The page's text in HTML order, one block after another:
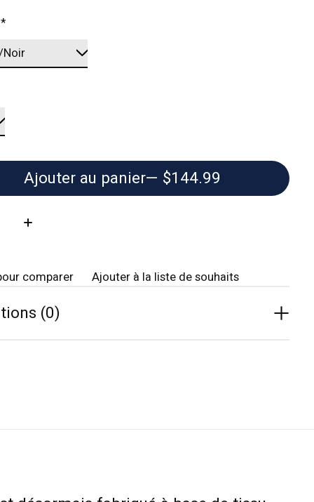
*
Ajouter au panier
— $144.99
comparer Ajouter à la liste de souhaits
(0)